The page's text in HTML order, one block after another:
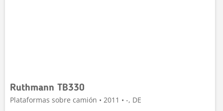
Ruthmann TB330
Plataformas sobre camión • 2011 • -, DE